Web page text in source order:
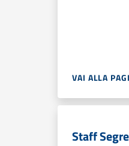
VAI ALLA
Staff